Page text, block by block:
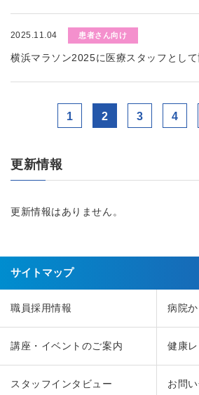
2025.11.04 患者さん向け
横浜マラソン2025に医療スタッフとし
1 2 3 4
更新情報
更新情報はありません。
サイトマップ
職員採用情報 病院
講座・イベントのご案内 健康
スタッフインタビュー お問